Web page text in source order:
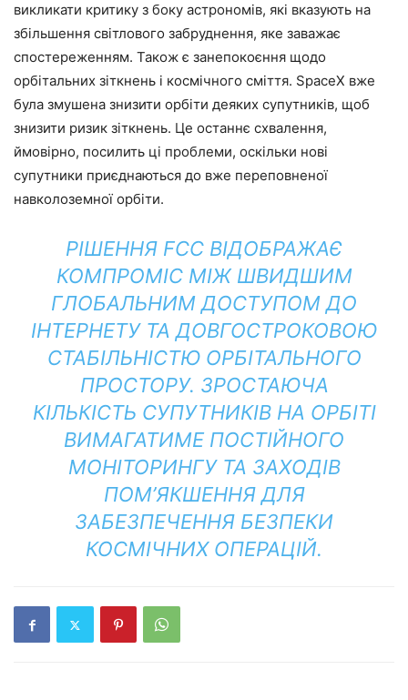
викликати критику з боку астрономів, які вказують на
збільшення світлового забруднення, яке заважає
спостереженням. Також є занепокоєння щодо
орбітальних зіткнень і космічного сміття. SpaceX вже
була змушена знизити орбіти деяких супутників, щоб
знизити ризик зіткнень. Це останнє схвалення,
ймовірно, посилить ці проблеми, оскільки нові
супутники приєднаються до вже переповненої
навколоземної орбіти.
РІШЕННЯ FCC ВІДОБРАЖАЄ
КОМПРОМІС МІЖ ШВИДШИМ
ГЛОБАЛЬНИМ ДОСТУПОМ ДО
ІНТЕРНЕТУ ТА ДОВГОСТРОКОВОЮ
СТАБІЛЬНІСТЮ ОРБІТАЛЬНОГО
ПРОСТОРУ. ЗРОСТАЮЧА
КІЛЬКІСТЬ СУПУТНИКІВ НА ОРБІТІ
ВИМАГАТИМЕ ПОСТІЙНОГО
МОНІТОРИНГУ ТА ЗАХОДІВ
ПОМ’ЯКШЕННЯ ДЛЯ
ЗАБЕЗПЕЧЕННЯ БЕЗПЕКИ
КОСМІЧНИХ ОПЕРАЦІЙ.